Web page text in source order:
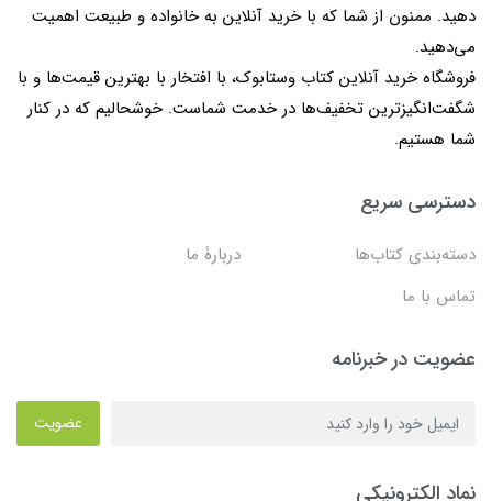
دهید. ممنون از شما که با خرید آنلاین به خانواده و طبیعت اهمیت
می‌دهید.
فروشگاه خرید آنلاین کتاب وستابوک، با افتخار با بهترین قیمت‌ها و با
شگفت‌انگیزترین تخفیف‌ها در خدمت شماست. خوشحالیم که در کنار
شما هستیم.
دسترسی سریع
دسته‌بندی کتاب‌ها
دربارۀ ما
تماس با ما
عضویت در خبرنامه
عضویت
نماد الکترونیکی